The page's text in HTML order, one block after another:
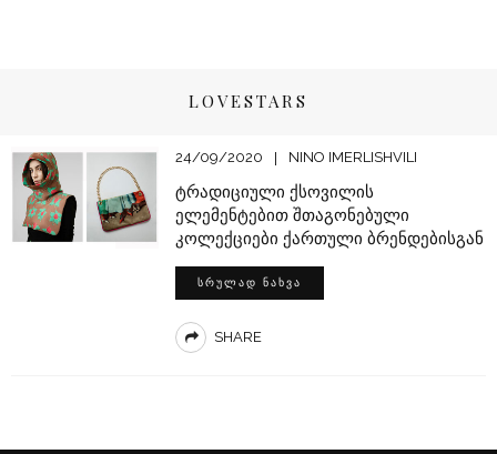
LOVESTARS
24/09/2020 NINO IMERLISHVILI
ტრადიციული ქსოვილის
ელემენტებით შთაგონებული
კოლექციები ქართული ბრენდებისგან
ᲡᲠᲣᲚᲐᲓ ᲜᲐᲮᲕᲐ
SHARE